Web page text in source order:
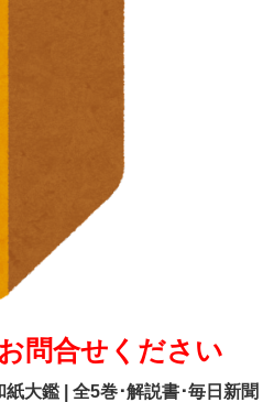
問合せください
紙大鑑 | 全5巻･解説書･毎日新聞